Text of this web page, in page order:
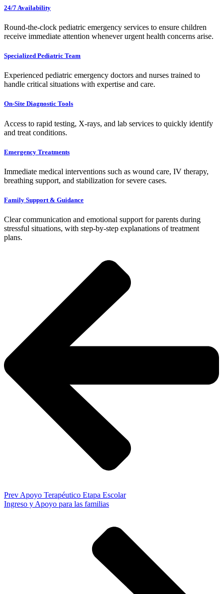
24/7 Availability
Round-the-clock pediatric emergency services to ensure children
receive immediate attention whenever urgent health concerns arise.
Specialized Pediatric Team
Experienced pediatric emergency doctors and nurses trained to
handle critical situations with expertise and care.
On-Site Diagnostic Tools
Access to rapid testing, X-rays, and lab services to quickly identify
and treat conditions.
Emergency Treatments
Immediate medical interventions such as wound care, IV therapy,
breathing support, and stabilization for severe cases.
Family Support & Guidance
Clear communication and emotional support for parents during
stressful situations, with step-by-step explanations of treatment
plans.
Prev Apoyo Terapéutico Etapa Escolar
Ingreso y Apoyo para las familias